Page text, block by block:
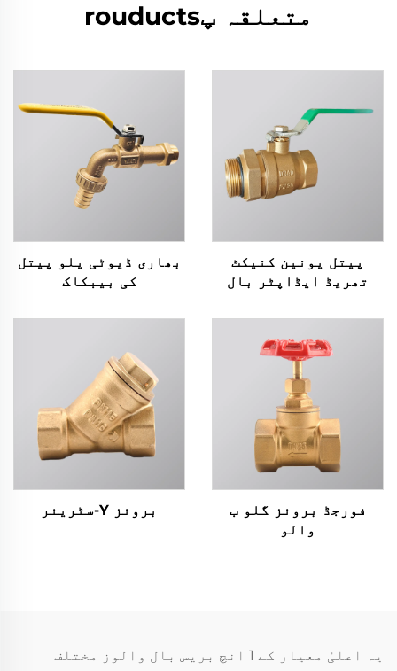
متعلقہ پrouducts
پیتل یونین کنیکٹ
تھریڈ ایڈاپٹر بال
بھاری ڈیوٹی یلو پیتل
کی بیبکاک
فورجڈ برونز گلو ب
والو
برونز Y-سٹرینر
یہ اعلیٰ معیار کے 1 انچ بریس بال والوز مختلف